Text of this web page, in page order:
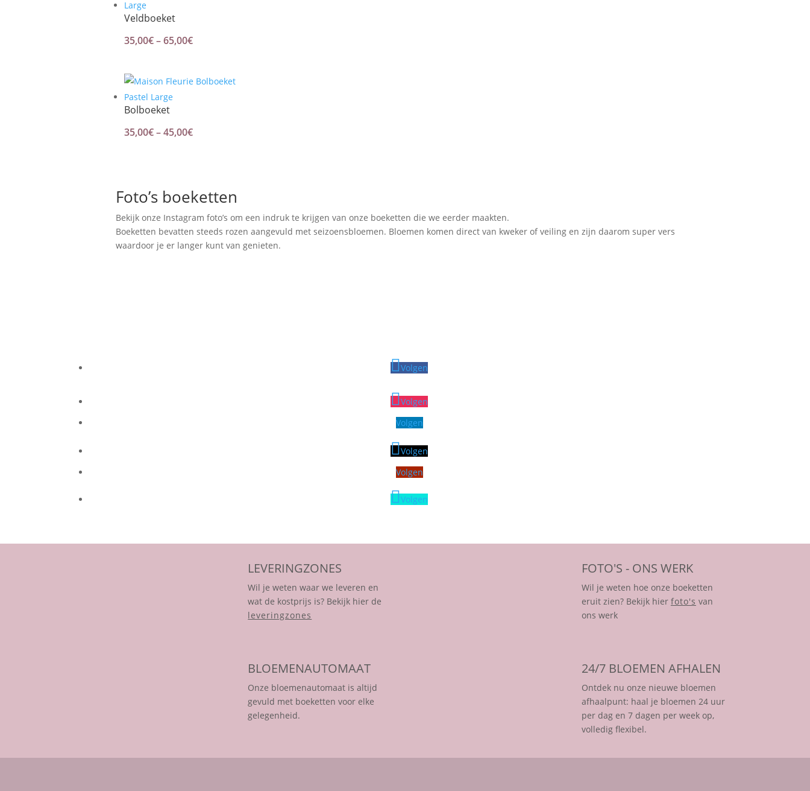
Veldboeket
35,00€–65,00€Price
through
Bolboeket
35,00€–45,00€Price
45,00€
Foto’s boeketten
Bekijk onze Instagram foto’s om een indruk te krijgen van onze boeketten die we eerder maakten.
Boeketten bevatten steeds rozen aangevuld met seizoensbloemen. Bloemen komen direct van kweker of veiling en zijn daarom super vers
waardoor je er langer kunt van genieten.
Volgen
Volgen
Volgen
Volgen
Volgen
Volgen
LEVERINGZONES
Wil je weten waar we leveren en
wat de kostprijs is? Bekijk hier de
leveringzones
FOTO'S - ONS WERK
Wil je weten hoe onze boeketten
eruit zien? Bekijk hier foto's van
ons werk
BLOEMENAUTOMAAT
Onze bloemenautomaat is altijd
gevuld met boeketten voor elke
gelegenheid.
24/7 BLOEMEN AFHALEN
Ontdek nu onze nieuwe bloemen
afhaalpunt: haal je bloemen 24 uur
per dag en 7 dagen per week op,
volledig flexibel.